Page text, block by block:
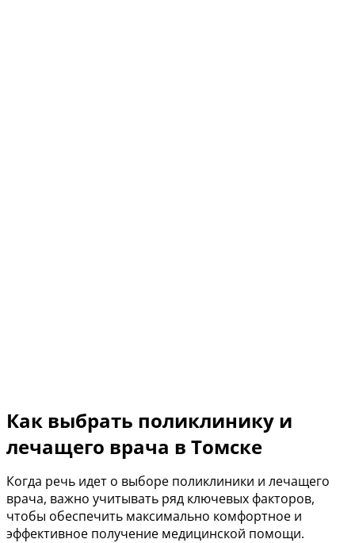
Как выбрать поликлинику и
лечащего врача в Томске
Когда речь идет о выборе поликлиники и лечащего
врача, важно учитывать ряд ключевых факторов,
чтобы обеспечить максимально комфортное и
эффективное получение медицинской помощи.